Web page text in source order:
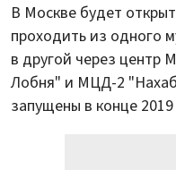
В Москве будет
проходить из одного
в другой через центр
Лобня" и МЦД-2
запущены в конце